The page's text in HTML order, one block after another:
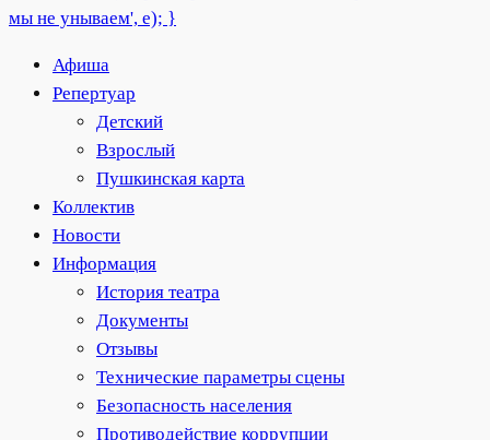
Афиша
Репертуар
Детский
Взрослый
Пушкинская карта
Коллектив
Новости
Информация
История театра
Документы
Отзывы
Технические параметры сцены
Безопасность населения
Противодействие коррупции